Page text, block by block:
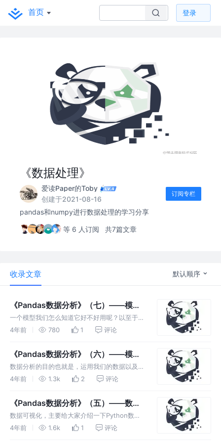
首页 登录
《数据处理》
爱读Paper的Toby
创建于2021-08-16
订阅专栏
pandas和numpy进行数据处理的学习分享
等 6 人订阅 共7篇文章
收录文章 默认顺序
《Pandas数据分析》（七）——模型
的评估
一个模型我们怎么知道它好不好用呢？以至于我
们能不能放心的使用模型给我的结果呢？那么今
4年前 780 1 评论
《Pandas数据分析》（六）——模型
的建立
数据分析的目的也就是，运用我们的数据以及结
合我的业务来得到某些我们需要知道的结果。那
者其他模型。
4年前 1.3k 2 评论
《Pandas数据分析》（五）——数据
可视化
数据可视化，主要给大家介绍一下Python数据
可视化库Matplotlib。在打比赛的过程中，数据
4年前 1.6k 1 评论